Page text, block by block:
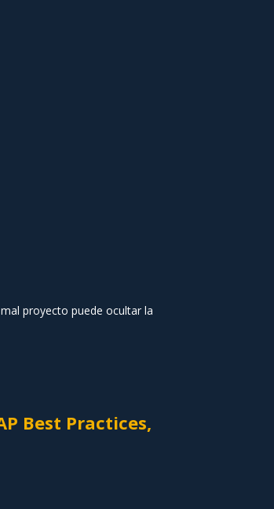
proyecto puede ocultar la
Best Practices,